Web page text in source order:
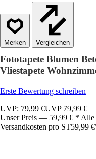
Vergleichen
Fototapete Blumen
Vliestapete
Erste Bewertung schreiben
UVP: 79,99 €UVP79,99 €
Unser Preis — 59,99 € * Alle
Versandkosten pro ST59,99 €